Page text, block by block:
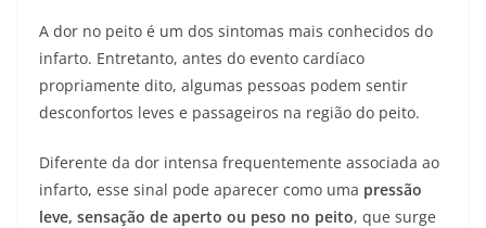
A dor no peito é um dos sintomas mais conhecidos do
infarto. Entretanto, antes do evento cardíaco
propriamente dito, algumas pessoas podem sentir
desconfortos leves e passageiros na região do peito.
Diferente da dor intensa frequentemente associada ao
infarto, esse sinal pode aparecer como uma pressão
leve, sensação de aperto ou peso no peito, que surge